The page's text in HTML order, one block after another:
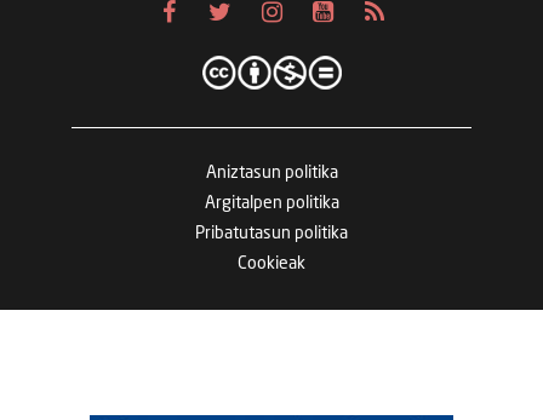
Aniztasun politika
Argitalpen politika
Pribatutasun politika
Cookieak